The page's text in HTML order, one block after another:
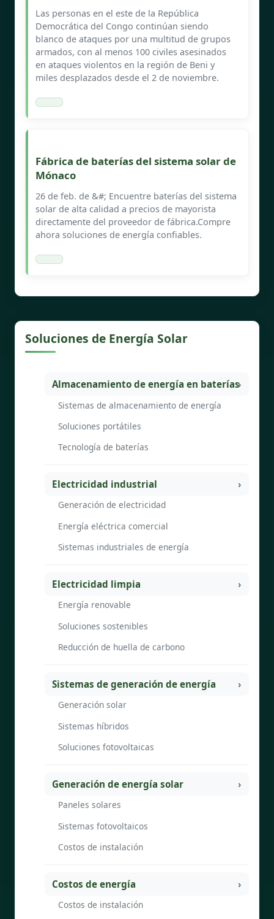
Las personas en el este de la República
Democrática del Congo continúan siendo
blanco de ataques por una multitud de grupos
armados, con al menos 100 civiles asesinados
en ataques violentos en la región de Beni y
miles desplazados desde el 2 de noviembre.
Fábrica de baterías del sistema solar de
Mónaco
26 de feb. de &#; Encuentre baterías del sistema
solar de alta calidad a precios de mayorista
directamente del proveedor de fábrica.Compre
ahora soluciones de energía confiables.
Soluciones de Energía Solar
Almacenamiento de energía en baterías
Sistemas de almacenamiento de energía
Soluciones portátiles
Tecnología de baterías
Electricidad industrial
Generación de electricidad
Energía eléctrica comercial
Sistemas industriales de energía
Electricidad limpia
Energía renovable
Soluciones sostenibles
Reducción de huella de carbono
Sistemas de generación de energía
Generación solar
Sistemas híbridos
Soluciones fotovoltaicas
Generación de energía solar
Paneles solares
Sistemas fotovoltaicos
Costos de instalación
Costos de energía
Costos de instalación